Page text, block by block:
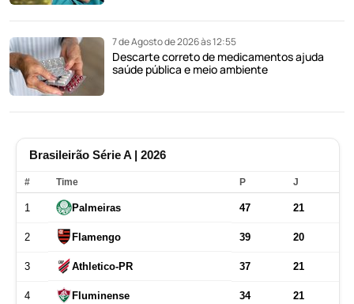
7 de Agosto de 2026 às 12:55
Descarte correto de medicamentos ajuda
saúde pública e meio ambiente